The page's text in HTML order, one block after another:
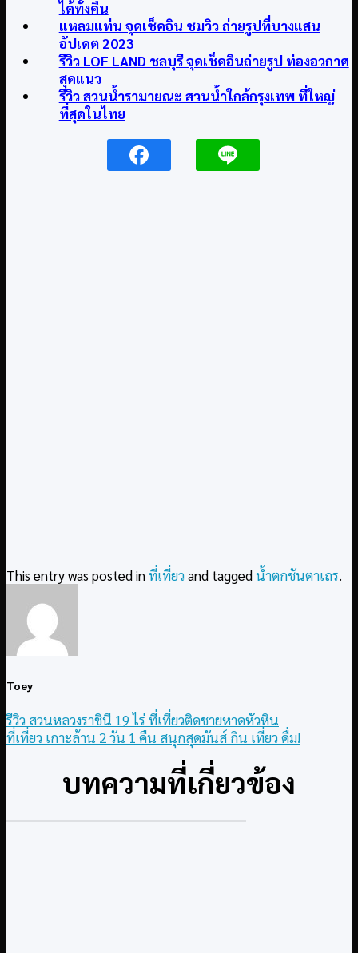
ได้ทั้งคืน
แหลมแท่น จุดเช็คอิน ชมวิว ถ่ายรูปที่บางแสน
อัปเดต 2023
รีวิว LOF LAND ชลบุรี จุดเช็คอินถ่ายรูป ท่องอวกาศ
สุดแนว
รีวิว สวนน้ำรามายณะ สวนน้ำใกล้กรุงเทพ ที่ใหญ่
ที่สุดในไทย
This entry was posted inที่เที่ยวand taggedน้ำตกชันตาเถร.
Toey
รีวิว สวนหลวงราชินี 19 ไร่ ที่เที่ยวติดชายหาดหัวหิน
ที่เที่ยว เกาะล้าน 2 วัน 1 คืน สนุกสุดมันส์ กิน เที่ยว ดื่ม!
บทความที่เกี่ยวข้อง